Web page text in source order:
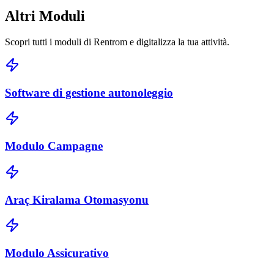
Altri Moduli
Scopri tutti i moduli di Rentrom e digitalizza la tua attività.
Software di gestione autonoleggio
Modulo Campagne
Araç Kiralama Otomasyonu
Modulo Assicurativo